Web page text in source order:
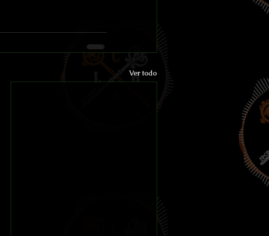
Ver todo